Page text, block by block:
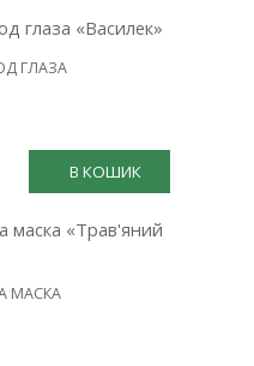
ГЛАЗА
В КОШИК
МАСКА